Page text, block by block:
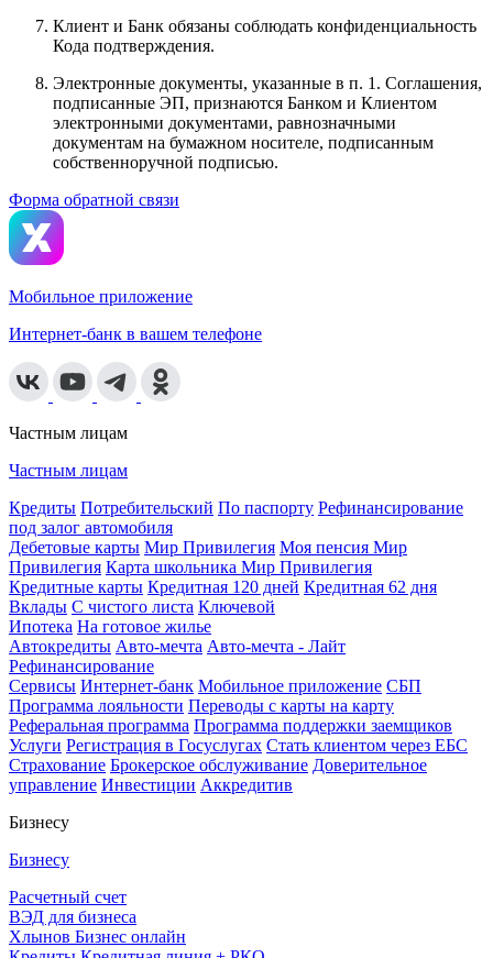
Клиент и Банк обязаны соблюдать конфиденциальность
Кода подтверждения.
Электронные документы, указанные в п. 1. Соглашения,
подписанные ЭП, признаются Банком и Клиентом
электронными документами, равнозначными
документам на бумажном носителе, подписанным
собственноручной подписью.
Форма обратной связи
Мобильное приложение
Интернет-банк в вашем телефоне
Частным лицам
Частным лицам
Кредиты Потребительский По паспорту Рефинансирование
под залог автомобиля
Дебетовые карты Мир Привилегия Моя пенсия Мир
Привилегия Карта школьника Мир Привилегия
Кредитные карты Кредитная 120 дней Кредитная 62 дня
Вклады С чистого листа Ключевой
Ипотека На готовое жилье
Автокредиты Авто-мечта Авто-мечта - Лайт
Рефинансирование
Сервисы Интернет-банк Мобильное приложение СБП
Программа лояльности Переводы с карты на карту
Реферальная программа Программа поддержки заемщиков
Услуги Регистрация в Госуслугах Стать клиентом через ЕБС
Страхование Брокерское обслуживание Доверительное
управление Инвестиции Аккредитив
Бизнесу
Бизнесу
Расчетный счет
ВЭД для бизнеса
Хлынов Бизнес онлайн